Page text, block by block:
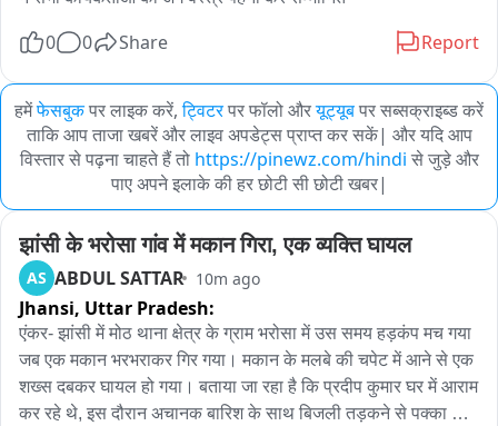
0 0 Share Report
हमेंफेसबुकपर लाइक करें, ट्विटरपर फॉलो औरयूट्यूबपर सब्सक्राइब्ड करें
ताकि आप ताजा खबरें और लाइव अपडेट्स प्राप्त कर सकें| और यदि आप
विस्तार से पढ़ना चाहते हैं तो https://pinewz.com/hindi से जुड़े और
पाए अपने इलाके की हर छोटी सी छोटी खबर|
झांसी के भरोसा गांव में मकान गिरा, एक व्यक्ति घायल
AS ABDUL SATTAR 10m ago
Jhansi, Uttar Pradesh:
एंकर- झांसी में मोठ थाना क्षेत्र के ग्राम भरोसा में उस समय हड़कंप मच गया
जब एक मकान भरभराकर गिर गया। मकान के मलबे की चपेट में आने से एक
शख्स दबकर घायल हो गया। बताया जा रहा है कि प्रदीप कुमार घर में आराम
कर रहे थे, इस दौरान अचानक बारिश के साथ बिजली तड़कने से पक्का